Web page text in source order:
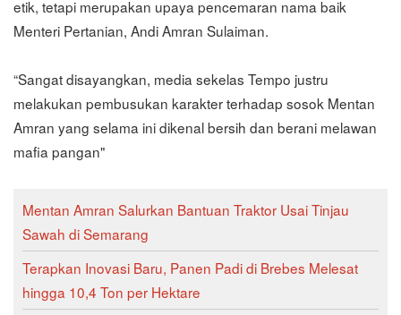
etik, tetapi merupakan upaya pencemaran nama baik
Menteri Pertanian, Andi Amran Sulaiman.
“Sangat disayangkan, media sekelas Tempo justru
melakukan pembusukan karakter terhadap sosok Mentan
Amran yang selama ini dikenal bersih dan berani melawan
mafia pangan"
Mentan Amran Salurkan Bantuan Traktor Usai Tinjau
Sawah di Semarang
Terapkan Inovasi Baru, Panen Padi di Brebes Melesat
hingga 10,4 Ton per Hektare